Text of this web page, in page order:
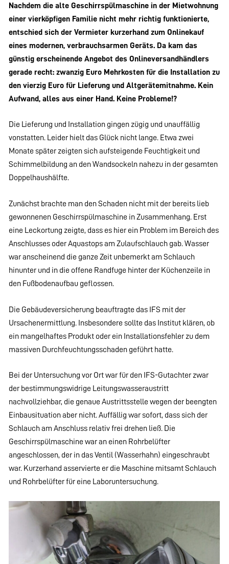
Nachdem die alte Geschirrspülmaschine in der Mietwohnung
einer vierköpfigen Familie nicht mehr richtig funktionierte,
entschied sich der Vermieter kurzerhand zum Onlinekauf
eines modernen, verbrauchsarmen Geräts. Da kam das
günstig erscheinende Angebot des Onlineversandhändlers
gerade recht: zwanzig Euro Mehrkosten für die Installation zu
den vierzig Euro für Lieferung und Altgerätemitnahme. Kein
Aufwand, alles aus einer Hand. Keine Probleme!?
Die Lieferung und Installation gingen zügig und unauffällig
vonstatten. Leider hielt das Glück nicht lange. Etwa zwei
Monate später zeigten sich aufsteigende Feuchtigkeit und
Schimmelbildung an den Wandsockeln nahezu in der gesamten
Doppelhaushälfte.
Zunächst brachte man den Schaden nicht mit der bereits lieb
gewonnenen Geschirrspülmaschine in Zusammenhang. Erst
eine Leckortung zeigte, dass es hier ein Problem im Bereich des
Anschlusses oder Aquastops am Zulaufschlauch gab. Wasser
war anscheinend die ganze Zeit unbemerkt am Schlauch
hinunter und in die offene Randfuge hinter der Küchenzeile in
den Fußbodenaufbau geflossen.
Die Gebäudeversicherung beauftragte das IFS mit der
Ursachenermittlung. Insbesondere sollte das Institut klären, ob
ein mangelhaftes Produkt oder ein Installationsfehler zu dem
massiven Durchfeuchtungsschaden geführt hatte.
Bei der Untersuchung vor Ort war für den IFS-Gutachter zwar
der bestimmungswidrige Leitungswasseraustritt
nachvollziehbar, die genaue Austrittsstelle wegen der beengten
Einbausituation aber nicht. Auffällig war sofort, dass sich der
Schlauch am Anschluss relativ frei drehen ließ. Die
Geschirrspülmaschine war an einen Rohrbelüfter
angeschlossen, der in das Ventil (Wasserhahn) eingeschraubt
war. Kurzerhand asservierte er die Maschine mitsamt Schlauch
und Rohrbelüfter für eine Laboruntersuchung.